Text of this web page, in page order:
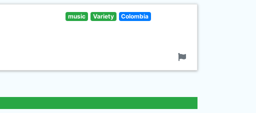
music Variety Colombia